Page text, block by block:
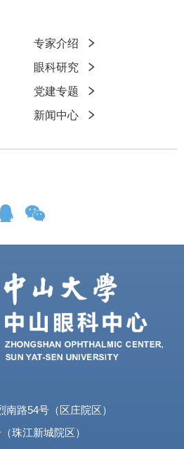
专家介绍
眼科研究
党建专题
新闻中心
路54号（区庄院区）
珠江新城院区）